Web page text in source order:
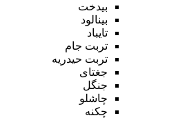
بیدخت
بینالود
تایباد
تربت جام
تربت حیدریه
جغتای
جنگل
چاشلو
چکنه